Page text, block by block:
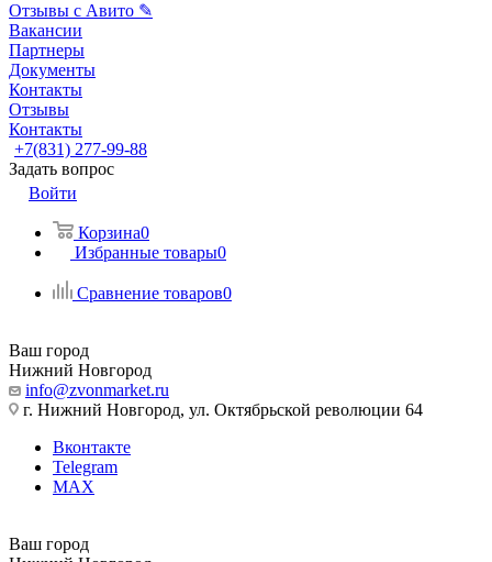
Отзывы с Авито ✎
Вакансии
Партнеры
Документы
Контакты
Отзывы
Контакты
+7(831) 277-99-88
Задать вопрос
Войти
Корзина0
Избранные товары0
Сравнение товаров0
Ваш город
Нижний Новгород
info@zvonmarket.ru
г. Нижний Новгород, ул. Октябрьской революции 64
Вконтакте
Telegram
MAX
Ваш город